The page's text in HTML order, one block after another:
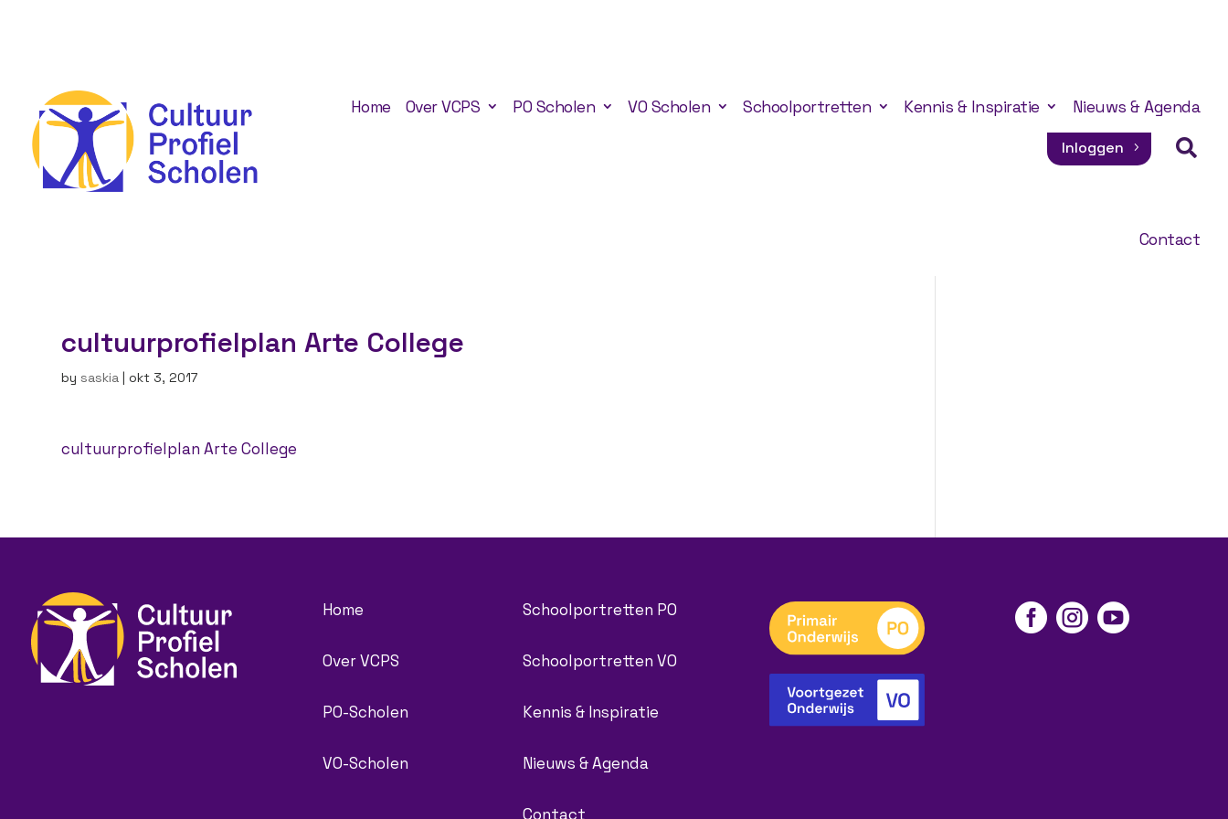
Home Over VCPS PO Scholen VO Scholen Schoolportretten Kennis & Inspiratie Nieuws & Agenda
Contact
Inloggen 
cultuurprofielplan Arte College
bysaskia |okt 3, 2017
cultuurprofielplan Arte College
Home
Over VCPS
PO-Scholen
VO-Scholen
Schoolportretten PO
Schoolportretten VO
Kennis & Inspiratie
Nieuws & Agenda
Contact
  